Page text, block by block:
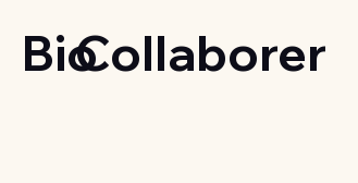
BioCollaborer